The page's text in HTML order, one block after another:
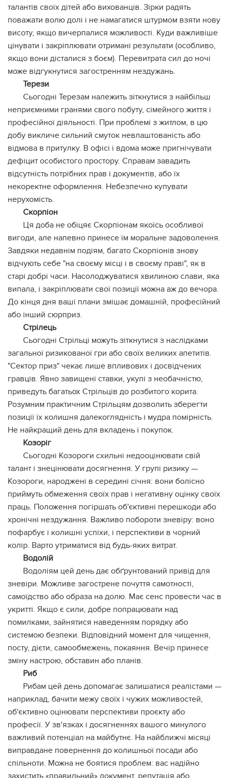
талантів своїх дітей або вихованців. Зірки радять
поважати волю долі і не намагатися штурмом взяти нову
висоту, якщо вичерпалися можливості. Куди важливіше
цінувати і закріплювати отримані результати (особливо,
якщо вони дісталися з боєм). Перевитрата сил до ночі
може відгукнутися загостренням нездужань.
Терези
Сьогодні Терезам належить зіткнутися з найбільш
неприємними гранями свого побуту, сімейного життя і
професійної діяльності. При проблемі з житлом, в цю
добу викличе сильний смуток невлаштованість або
відмова в притулку. В офісі і вдома може пригнічувати
дефіцит особистого простору. Справам завадить
відсутність потрібних прав і документів, або їх
некоректне оформлення. Небезпечно купувати
нерухомість.
Скорпіон
Ця доба не обіцяє Скорпіонам якоїсь особливої
вигоди, але напевно принесе їм моральне задоволення.
Завдяки недавнім подіям, багато Скорпіонів знову
відчують себе "на своєму місці і в своєму праві", як в
старі добрі часи. Насолоджуватися хвилиною слави, яка
випала, і закріплювати свої позиції можна аж до вечора.
До кінця дня ваші плани змішає домашній, професійний
або інший сюрприз.
Стрілець
Сьогодні Стрільці можуть зіткнутися з наслідками
загальної ризикованої гри або своїх великих апетитів.
"Сектор приз" чекає лише впливових і досвідчених
гравців. Явно завищені ставки, укупі з необачністю,
приведуть багатьох Стрільців до розбитого корита.
Розумним практичним Стрільцям дозволить зберегти
позиції їх колишня далекоглядність і мудра помірність.
Не найкращий день для вкладень і покупок.
Козоріг
Сьогодні Козороги схильні недооцінювати свій
талант і знецінювати досягнення. У групі ризику —
Козороги, народжені в середині січня: вони болісно
приймуть обмеження своїх прав і негативну оцінку своїх
праць. Положення погіршать об'єктивні перешкоди або
хронічні нездужання. Важливо побороти зневіру: воно
пофарбує і колишні успіхи, і перспективи в чорний
колір. Варто утриматися від будь-яких витрат.
Водолій
Водоліям цей день дає обґрунтований привід для
зневіри. Можливе загострене почуття самотності,
самоїдство або образа на долю. Має сенс провести час в
укритті. Якщо є сили, добре попрацювати над
помилками, зайнятися наведенням порядку або
системою безпеки. Відповідний момент для чищення,
посту, дієти, самообмежень, покаяння. Вечір принесе
зміну настрою, обставин або планів.
Риб
Рибам цей день допомагає залишатися реалістами —
наприклад, бачити межу своїх і чужих можливостей,
об'єктивно оцінювати перспективи проєкту або
професії. У зв'язках і досягненнях вашого минулого
важливий потенціал на майбутнє. На найближчі місяці
виправдане повернення до колишньої посади або
спільноти. Можна не боятися проблем: вас надійно